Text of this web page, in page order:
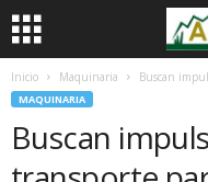
Inicio Maquinaria Buscan
MAQUINARIA
Buscan